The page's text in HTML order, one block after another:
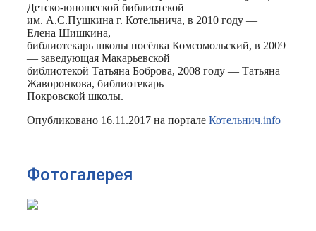
Дет­ско-юно­ше­ской биб­лио­те­кой
им. А.С.Пуш­ки­на г. Ко­тель­ни­ча, в 2010 году —
Елена Шишкина,
библиотекарь школы посёлка Комсомольский, в 2009
— заведующая Макарьевской
библиотекой Татьяна Боброва, 2008 году — Татьяна
Жа­во­рон­ко­ва, библиотекарь
По­кров­ской школы.
Опубликовано 16.11.2017 на портале Котельнич.info
Фотогалерея